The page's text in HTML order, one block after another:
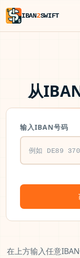
IBAN2SWIFT
从
输入IBAN号码
在上方输入任意